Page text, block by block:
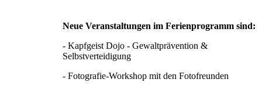
Neue Veranstaltungen im Ferienprogramm sind:
- Kapfgeist Dojo - Gewaltprävention &
Selbstverteidigung
- Fotografie-Workshop mit den Fotofreunden